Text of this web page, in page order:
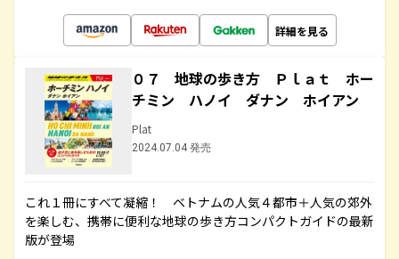
詳細を見る
０７ 地球の歩き方 Ｐｌａｔ ホー
チミン ハノイ ダナン ホイアン
Plat
2024.07.04 発売
これ１冊にすべて凝縮！ ベトナムの人気４都市＋人気の郊外
を楽しむ、携帯に便利な地球の歩き方コンパクトガイドの最新
版が登場